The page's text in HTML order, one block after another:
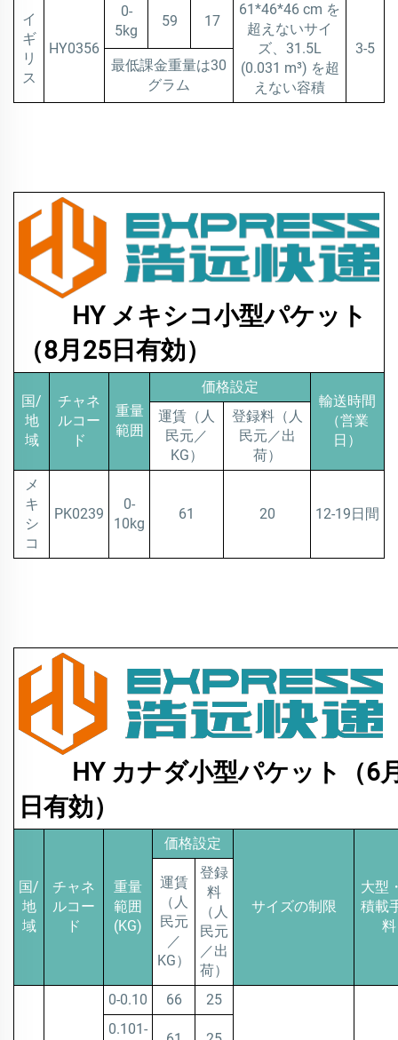
イ
ギ
リ
ス
HY0356
0-
5kg
59 17
61*46*46 cm を
超えないサイ
ズ、31.5L
(0.031 m³) を超
えない容積
3-5
最低課金重量は30
グラム
HY メキシコ小型パケット
（8月25日有効）
国/
地
域
チャネ
ルコー
ド
重量
範囲
価格設定
輸送時間
（営業
日）
運賃（人
民元／
KG）
登録料（人
民元／出
荷）
メ
キ
シ
コ
PK0239
0-
10kg
61 20 12-19日間
HY カナダ小型パケット（6
日有効）
国/
地
域
チャネ
ルコー
ド
重量
範囲
(KG)
価格設定
サイズの制限
大型
積載
料
運賃
（人
民元
／
KG）
登録
料
（人
民元
／出
荷）
0-0.10
66
25
0.101-